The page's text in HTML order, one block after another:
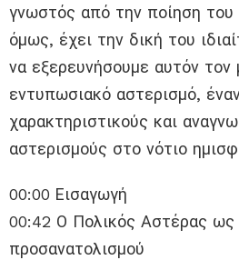
γνωστός από την ποίηση του
όμως, έχει την δική του
να εξερευνήσουμε αυτόν τον
εντυπωσιακό αστερισμό,
χαρακτηριστικούς και
αστερισμούς στο νότιο
00:00 Εισαγωγή
00:42 Ο Πολικός Αστέρας
προσανατολισμού